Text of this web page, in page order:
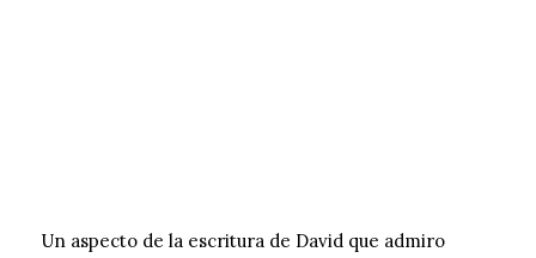
Un aspecto de la escritura de David que admiro